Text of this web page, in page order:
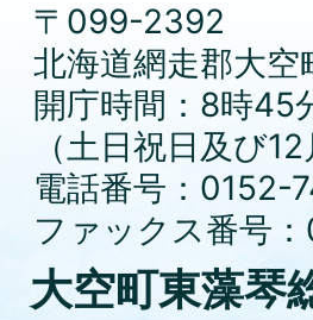
〒099-2392
北海道網走郡大
開庁時間：8時45
（土日祝日及び
電話番号：0152-
ファックス番号
大空町東藻琴